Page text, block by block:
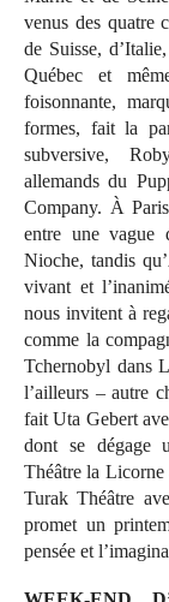
venus des quatre
de Suisse,
Québec et
foisonnante,
formes, fait la
subversive,
allemands du
Company. À
entre une vague
Nioche, tandis
vivant et
nous invitent à
comme la
Tchernobyl dans
l’ailleurs – autre
fait Uta Gebert
dont se dégage
Théâtre la Licorne
Turak Théâtre
promet un
pensée et